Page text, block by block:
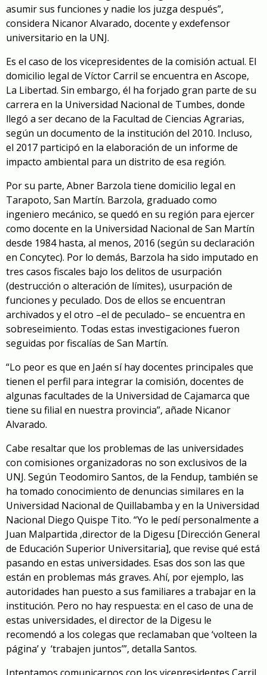
asumir sus funciones y nadie los juzga después”,
considera Nicanor Alvarado, docente y exdefensor
universitario en la UNJ.
Es el caso de los vicepresidentes de la comisión actual. El
domicilio legal de Víctor Carril se encuentra en Ascope,
La Libertad. Sin embargo, él ha forjado gran parte de su
carrera en la Universidad Nacional de Tumbes, donde
llegó a ser decano de la Facultad de Ciencias Agrarias,
según un documento de la institución del 2010. Incluso,
el 2017 participó en la elaboración de un informe de
impacto ambiental para un distrito de esa región.
Por su parte, Abner Barzola tiene domicilio legal en
Tarapoto, San Martín. Barzola, graduado como
ingeniero mecánico, se quedó en su región para ejercer
como docente en la Universidad Nacional de San Martín
desde 1984 hasta, al menos, 2016 (según su declaración
en Concytec). Por lo demás, Barzola ha sido imputado en
tres casos fiscales bajo los delitos de usurpación
(destrucción o alteración de límites), usurpación de
funciones y peculado. Dos de ellos se encuentran
archivados y el otro –el de peculado– se encuentra en
sobreseimiento. Todas estas investigaciones fueron
seguidas por fiscalías de San Martín.
“Lo peor es que en Jaén sí hay docentes principales que
tienen el perfil para integrar la comisión, docentes de
algunas facultades de la Universidad de Cajamarca que
tiene su filial en nuestra provincia”, añade Nicanor
Alvarado.
Cabe resaltar que los problemas de las universidades
con comisiones organizadoras no son exclusivos de la
UNJ. Según Teodomiro Santos, de la Fendup, también se
ha tomado conocimiento de denuncias similares en la
Universidad Nacional de Quillabamba y en la Universidad
Nacional Diego Quispe Tito. “Yo le pedí personalmente a
Juan Malpartida ,director de la Digesu [Dirección General
de Educación Superior Universitaria], que revise qué está
pasando en estas universidades. Esas dos son las que
están en problemas más graves. Ahí, por ejemplo, las
autoridades han puesto a sus familiares a trabajar en la
institución. Pero no hay respuesta: en el caso de una de
estas universidades, el director de la Digesu le
recomendó a los colegas que reclamaban que ‘volteen la
página’ y ‘trabajen juntos’”, detalla Santos.